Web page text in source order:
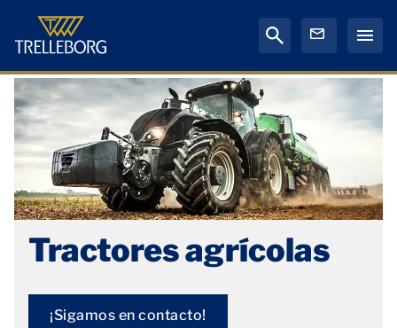
Tractores agrícolas
¡Sigamos en contacto!